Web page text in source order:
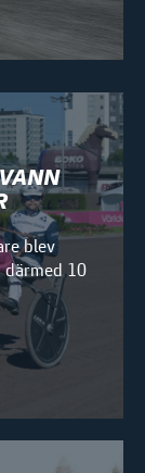
blev
därmed 10